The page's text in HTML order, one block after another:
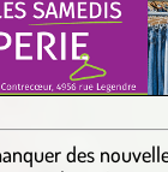
des